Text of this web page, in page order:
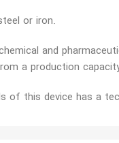
or iron.
and
a production
of this device has a